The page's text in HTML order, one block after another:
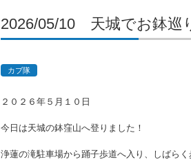
2026/05/10 天城でお鉢巡
カブ隊
２０２６年５月１０日
今日は天城の鉢窪山へ登りました！
浄蓮の滝駐車場から踊子歩道へ入り、しばらく